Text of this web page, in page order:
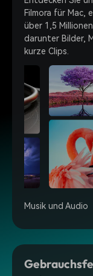
Filmora für Mac,
über 1,5
darunter Bilder,
kurze Clips.
Musik und Audio